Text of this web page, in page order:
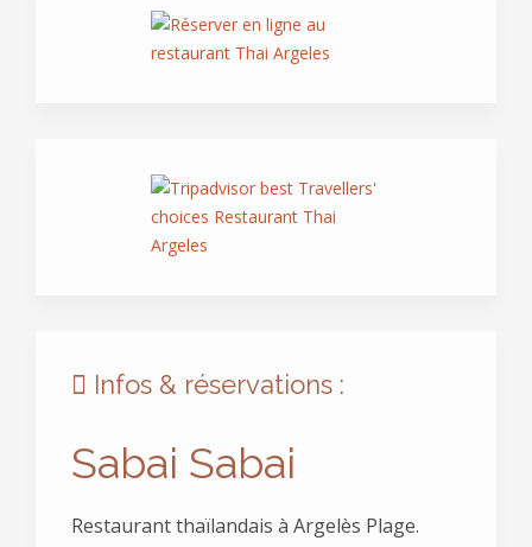
Infos & réservations :
Sabai Sabai
Restaurant thaïlandais à Argelès Plage.